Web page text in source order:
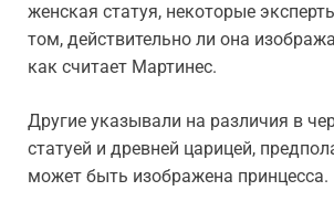
женская статуя, некоторые
том, действительно ли она
как считает Мартинес.
Другие указывали на различия в
статуей и древней царицей,
может быть изображена принцесса.